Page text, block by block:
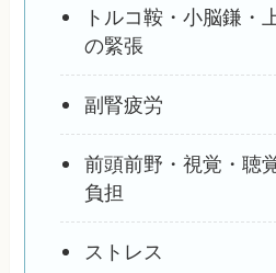
トルコ鞍・小脳鎌・
の緊張
副腎疲労
前頭前野・視覚・聴
負担
ストレス